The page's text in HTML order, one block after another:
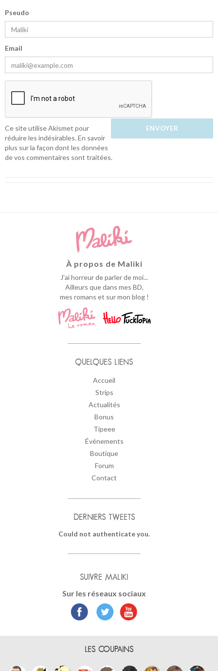
Pseudo
Email
Ce site utilise Akismet pour
réduire les indésirables.En savoir
plus sur la façon dont les données
de vos commentaires sont traitées.
À propos de Maliki
J'ai horreur de parler de moi...
Ailleurs que dans mes BD,
mes romans et sur mon blog !
QUELQUES LIENS
Accueil
Strips
Actualités
Bonus
Tipeee
Événements
Boutique
Forum
Contact
DERNIERS TWEETS
Could not authenticate you.
SUIVRE MALIKI
Sur les réseaux sociaux
LES COUPAINS